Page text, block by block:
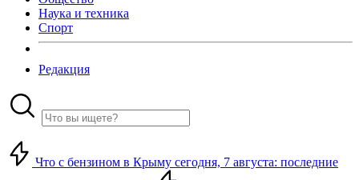
Наука и техника
Спорт
Редакция
Что с бензином в Крыму сегодня, 7 августа: последние